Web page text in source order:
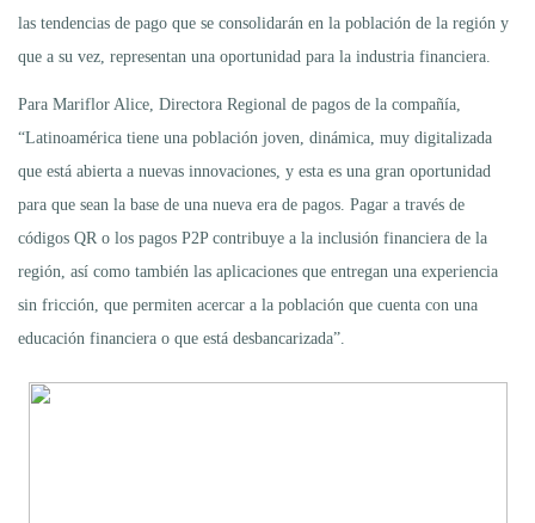
las tendencias de pago que se consolidarán en la población de la región y
que a su vez, representan una oportunidad para la industria financiera.
Para Mariflor Alice, Directora Regional de pagos de la compañía,
“Latinoamérica tiene una población joven, dinámica, muy digitalizada
que está abierta a nuevas innovaciones, y esta es una gran oportunidad
para que sean la base de una nueva era de pagos. Pagar a través de
códigos QR o los pagos P2P contribuye a la inclusión financiera de la
región, así como también las aplicaciones que entregan una experiencia
sin fricción, que permiten acercar a la población que cuenta con una
educación financiera o que está desbancarizada”.